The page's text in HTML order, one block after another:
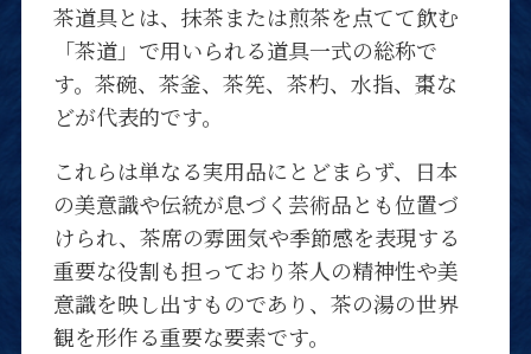
茶道具とは、抹茶または煎茶を点てて飲む
「茶道」で用いられる道具一式の総称で
す。茶碗、茶釜、茶筅、茶杓、水指、棗な
どが代表的です。
これらは単なる実用品にとどまらず、日本
の美意識や伝統が息づく芸術品とも位置づ
けられ、茶席の雰囲気や季節感を表現する
重要な役割も担っており茶人の精神性や美
意識を映し出すものであり、茶の湯の世界
観を形作る重要な要素です。